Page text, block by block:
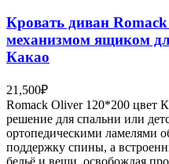
Кровать диван
механизмом ящиком
Какао
21,500₽
Romack Oliver 120*200 цвет
решение для спальни или
ортопедическими ламелями
поддержку спины, а
бельё и вещи, освобождая